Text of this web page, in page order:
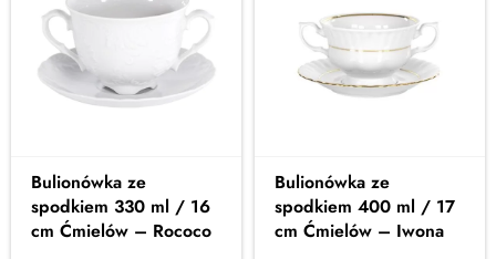
Bulionówka ze
spodkiem 330 ml / 16
cm Ćmielów – Rococo
Bulionówka ze
spodkiem 400 ml / 17
cm Ćmielów – Iwona